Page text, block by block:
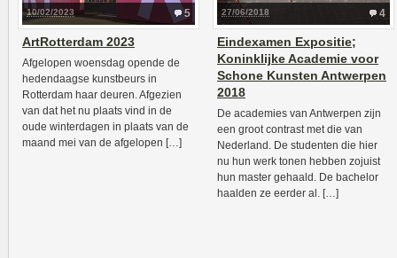
5
10/02/2023
ArtRotterdam 2023
Afgelopen woensdag opende de
hedendaagse kunstbeurs in
Rotterdam haar deuren. Afgezien
van dat het nu plaats vind in de
oude winterdagen in plaats van de
maand mei van de afgelopen […]
4
27/06/2018
Eindexamen Expositie;
Koninklijke Academie voor
Schone Kunsten Antwerpen
2018
De academies van Antwerpen zijn
een groot contrast met die van
Nederland. De studenten die hier
nu hun werk tonen hebben zojuist
hun master gehaald. De bachelor
haalden ze eerder al. […]